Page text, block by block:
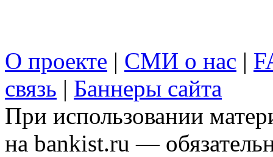
О проекте | СМИ о нас |
связь | Баннеры сайта
При использовании
на bankist.ru —